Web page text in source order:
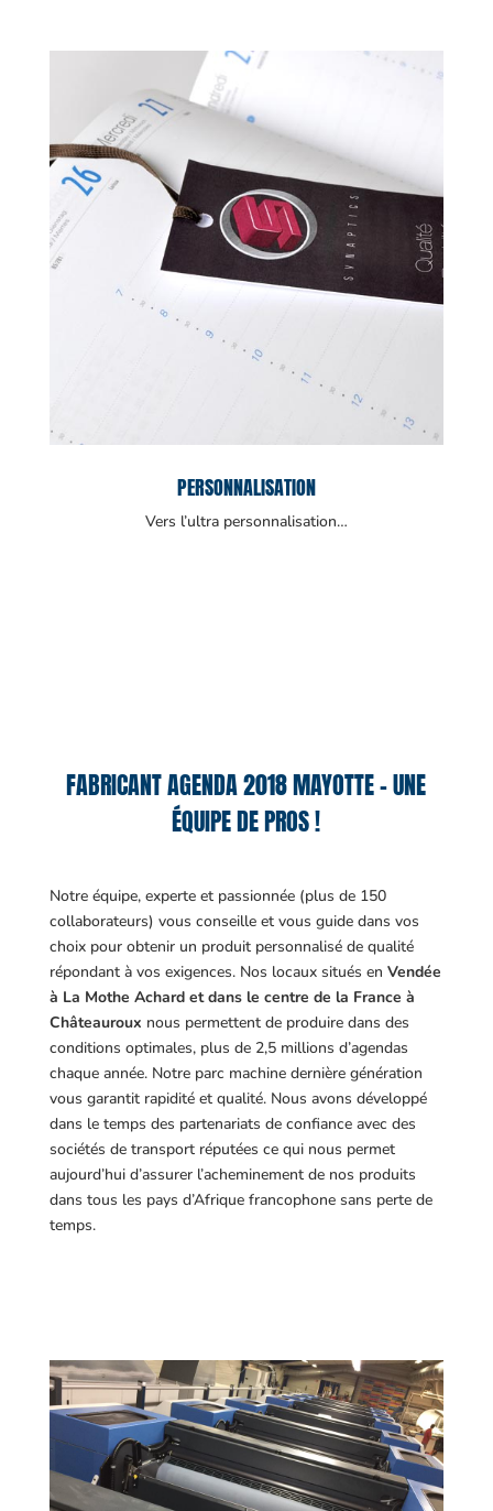
PERSONNALISATION
Vers l’ultra personnalisation…
FABRICANT AGENDA 2018 MAYOTTE – UNE
ÉQUIPE DE PROS !
Notre équipe, experte et passionnée (plus de 150
collaborateurs) vous conseille et vous guide dans vos
choix pour obtenir un produit personnalisé de qualité
répondant à vos exigences. Nos locaux situés en Vendée
à La Mothe Achard et dans le centre de la France à
Châteauroux nous permettent de produire dans des
conditions optimales, plus de 2,5 millions d’agendas
chaque année. Notre parc machine dernière génération
vous garantit rapidité et qualité. Nous avons développé
dans le temps des partenariats de confiance avec des
sociétés de transport réputées ce qui nous permet
aujourd’hui d’assurer l’acheminement de nos produits
dans tous les pays d’Afrique francophone sans perte de
temps.